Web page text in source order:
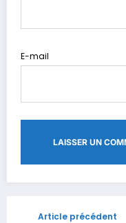
E-mail
Article précédent